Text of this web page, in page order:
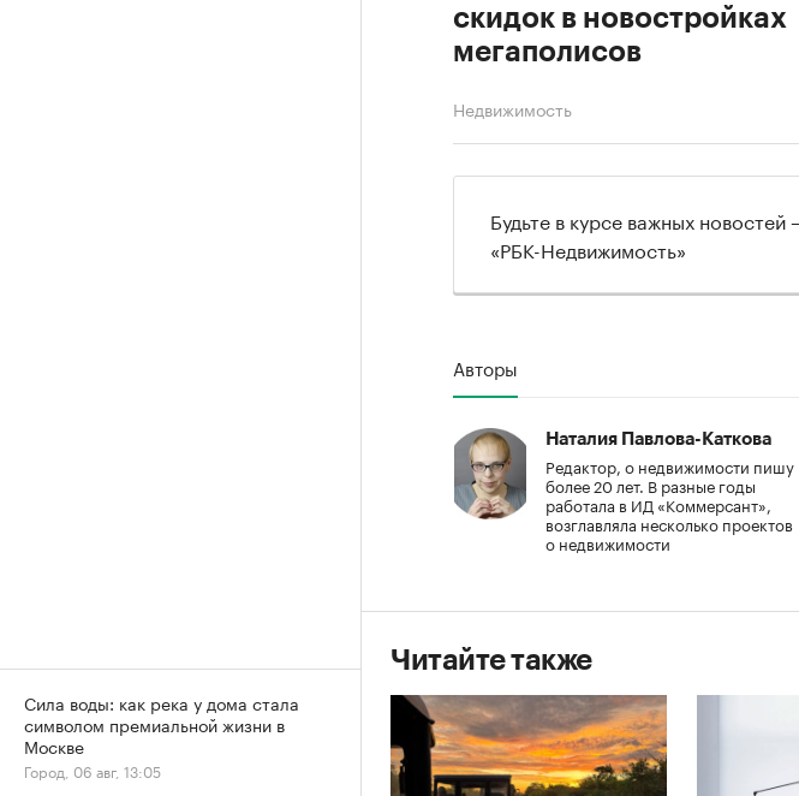
скидок в новостройках
мегаполисов
Недвижимость
Будьте в курсе важных новостей
«РБК-Недвижимость»
Авторы
Наталия Павлова-Каткова
Редактор, о недвижимости пишу
более 20 лет. В разные годы
работала в ИД «Коммерсант»,
возглавляла несколько проектов
о недвижимости
Читайте также
Сила воды: как река у дома стала
символом премиальной жизни в
Москве
Город, 06 авг, 13:05